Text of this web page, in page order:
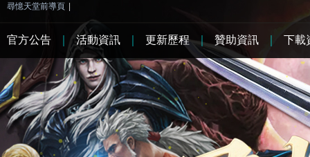
尋憶天堂前導頁